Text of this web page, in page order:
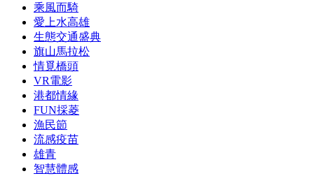
乘風而騎
愛上水高雄
生態交通盛典
旗山馬拉松
情覓橋頭
VR電影
港都情緣
FUN採菱
漁民節
流感疫苗
雄青
智慧體感